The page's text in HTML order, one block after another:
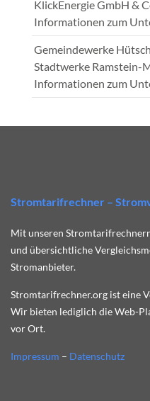
KlickEnergie GmbH &
Informationen zum
Gemeindewerke
Stadtwerke Ramstein-
Informationen zum
Stromtarifrechner –
Mit unseren
und übersichtliche
Stromanbieter.
Stromtarifrechner.org ist eine
Wir bieten lediglich die Web-
vor Ort.
Impressum – Datenschutz